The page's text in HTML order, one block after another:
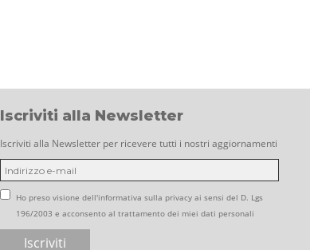
Iscriviti alla Newsletter
Iscriviti alla Newsletter per ricevere tutti i nostri aggiornamenti
Ho preso visione dell'informativa sulla privacy ai sensi del D. Lgs
196/2003 e acconsento al trattamento dei miei dati personali